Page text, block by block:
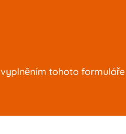
vyplnĕním tohoto